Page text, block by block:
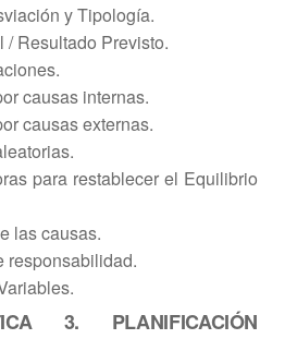
y Tipología.
/ Resultado Previsto.
causas internas.
causas externas.
para restablecer el Equilibrio
las causas.
responsabilidad.
3. PLANIFICACIÓN